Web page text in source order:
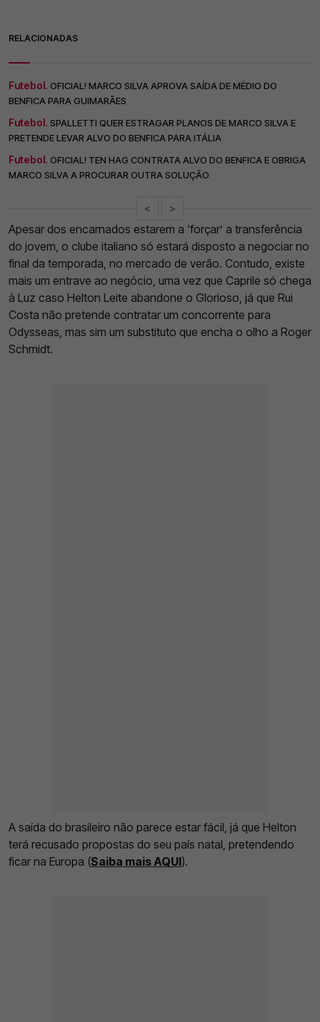
RELACIONADAS
Futebol. OFICIAL! MARCO SILVA APROVA SAÍDA DE MÉDIO DO
BENFICA PARA GUIMARÃES
Futebol. SPALLETTI QUER ESTRAGAR PLANOS DE MARCO SILVA E
PRETENDE LEVAR ALVO DO BENFICA PARA ITÁLIA
Futebol. OFICIAL! TEN HAG CONTRATA ALVO DO BENFICA E OBRIGA
MARCO SILVA A PROCURAR OUTRA SOLUÇÃO
< >
Apesar dos encarnados estarem a ‘forçar’ a transferência
do jovem, o clube italiano só estará disposto a negociar no
final da temporada, no mercado de verão. Contudo, existe
mais um entrave ao negócio, uma vez que Caprile só chega
à Luz caso Helton Leite abandone o Glorioso, já que Rui
Costa não pretende contratar um concorrente para
Odysseas, mas sim um substituto que encha o olho a Roger
Schmidt.
A saída do brasileiro não parece estar fácil, já que Helton
terá recusado propostas do seu país natal, pretendendo
ficar na Europa (Saiba mais AQUI).